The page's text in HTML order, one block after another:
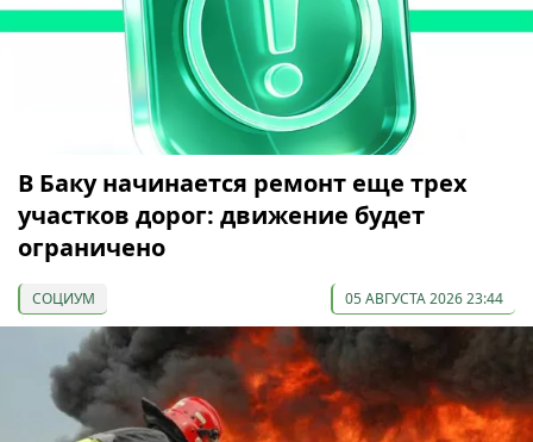
В Баку начинается ремонт еще трех
участков дорог: движение будет
ограничено
СОЦИУМ 05 АВГУСТА 2026 23:44